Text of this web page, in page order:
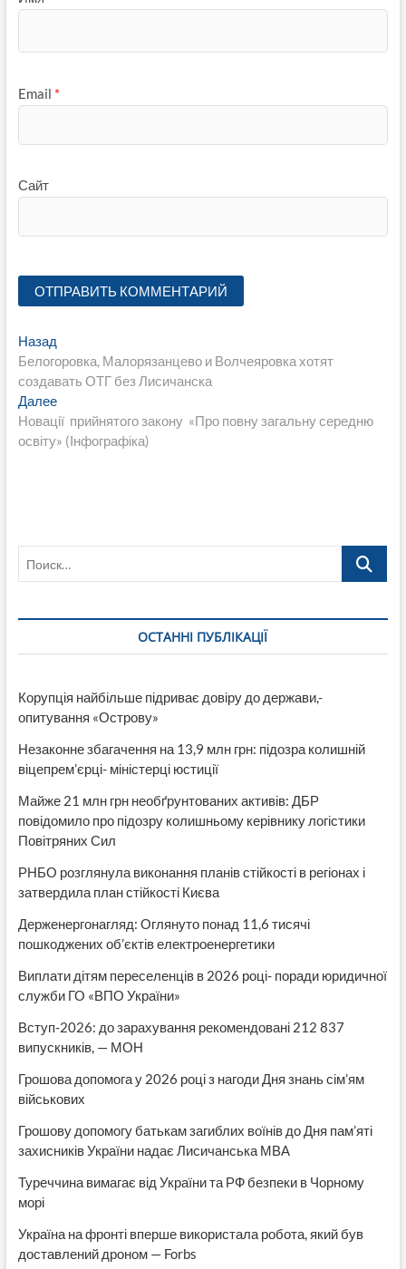
Email *
Сайт
Навигация
по
записям
НазадПредыдущая
запись:
Белогоровка, Малорязанцево и Волчеяровка хотят
создавать ОТГ без Лисичанска
ДалееСледующая
запись:
Новації прийнятого закону «Про повну загальну середню
освіту» (Інфографіка)
Поиск…
ОСТАННІ ПУБЛІКАЦІЇ
Корупція найбільше підриває довіру до держави,-
опитування «Острову»
Незаконне збагачення на 13,9 млн грн: підозра колишній
віцепрем’єрці- міністерці юстиції
Майже 21 млн грн необґрунтованих активів: ДБР
повідомило про підозру колишньому керівнику логістики
Повітряних Сил
РНБО розглянула виконання планів стійкості в регіонах і
затвердила план стійкості Києва
Держенергонагляд: Оглянуто понад 11,6 тисячі
пошкоджених об’єктів електроенергетики
Виплати дітям переселенців в 2026 році- поради юридичної
служби ГО «ВПО України»
Вступ-2026: до зарахування рекомендовані 212 837
випускників, — МОН
Грошова допомога у 2026 році з нагоди Дня знань сім’ям
військових
Грошову допомогу батькам загиблих воїнів до Дня пам’яті
захисників України надає Лисичанська МВА
Туреччина вимагає від України та РФ безпеки в Чорному
морі
Україна на фронті вперше використала робота, який був
доставлений дроном — Forbs